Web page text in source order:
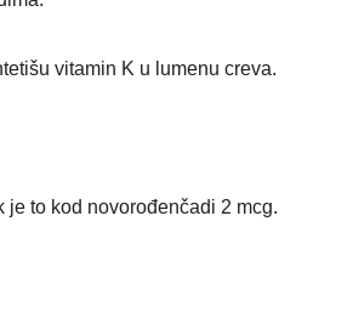
vitamin K u lumenu creva.
to kod novorođenčadi 2 mcg.